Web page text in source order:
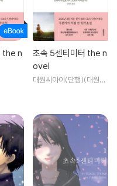
어 신카이 마코토라는 감독을
문 우수상｜제7회 애니메이
타쿠대상 ‘정상을 노려라!’ 상
테이먼트부문, 영상디자인상
리는 첫 장편 애니메이션 <구
후 남북으로 분단된 가상의 일
제를 모았다. 특히 전작에 비
the n
초속 5센티미터 the n
ovel
대원씨아이(단행)(대원키